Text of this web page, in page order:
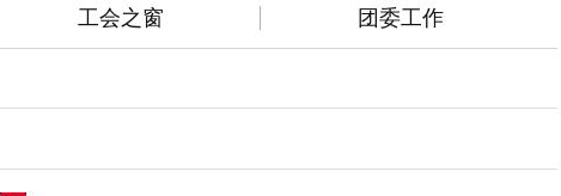
工会之窗 团委工作